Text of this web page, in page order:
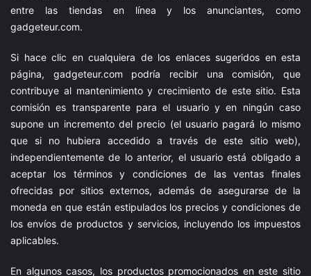
entre las tiendas en línea y los anunciantes, como
gadgeteur.com.
Si hace clic en cualquiera de los enlaces sugeridos en esta
página, gadgeteur.com podría recibir una comisión, que
contribuye al mantenimiento y crecimiento de este sitio. Esta
comisión es transparente para el usuario y en ningún caso
supone un incremento del precio (el usuario pagará lo mismo
que si no hubiera accedido a través de este sitio web),
independientemente de lo anterior, el usuario está obligado a
aceptar los términos y condiciones de las ventas finales
ofrecidas por sitios externos, además de asegurarse de la
moneda en que están estipulados los precios y condiciones de
los envíos de productos y servicios, incluyendo los impuestos
aplicables.
En algunos casos, los productos promocionados en este sitio